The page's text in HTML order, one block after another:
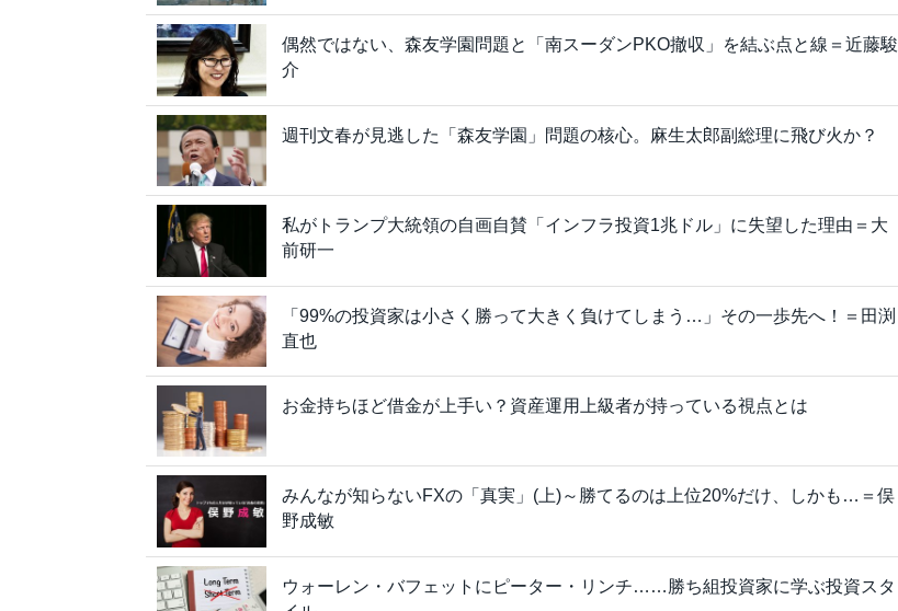
偶然ではない、森友学園問題と「南スーダンPKO撤収」を結ぶ点と線＝近藤駿
介
週刊文春が見逃した「森友学園」問題の核心。麻生太郎副総理に飛び火か？
私がトランプ大統領の自画自賛「インフラ投資1兆ドル」に失望した理由＝大
前研一
「99%の投資家は小さく勝って大きく負けてしまう…」その一歩先へ！＝田渕
直也
お金持ちほど借金が上手い？資産運用上級者が持っている視点とは
みんなが知らないFXの「真実」(上)～勝てるのは上位20%だけ、しかも…＝俣
野成敏
ウォーレン・バフェットにピーター・リンチ……勝ち組投資家に学ぶ投資スタ